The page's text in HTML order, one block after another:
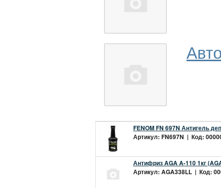
FENOM FN 697N Антигель
Артикул: FN697N | Код:
Антифриз AGA A-110 1кг
Артикул: AGA338LL | Код: